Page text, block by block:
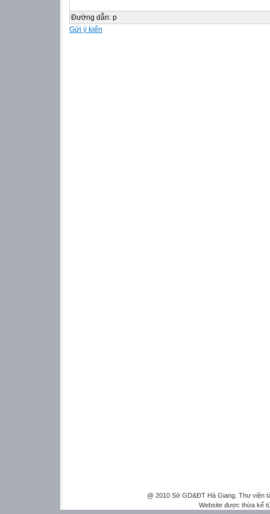
Đường dẫn: p
Gửi ý kiến
@ 2010 Sở GD&ĐT Hà Giang. Thư viện
Website được thừa kế